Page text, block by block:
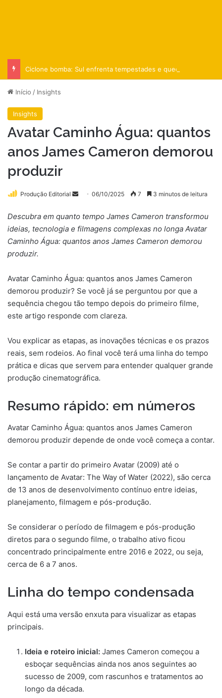
Início / Insights
Insights
Avatar Caminho Água: quantos
anos James Cameron demorou
produzir
Produção Editorial
Mande
e-
mail
06/10/2025 7 3 minutos de leitura
Descubra em quanto tempo James Cameron transformou
ideias, tecnologia e filmagens complexas no longa Avatar
Caminho Água: quantos anos James Cameron demorou
produzir.
Avatar Caminho Água: quantos anos James Cameron
demorou produzir? Se você já se perguntou por que a
sequência chegou tão tempo depois do primeiro filme,
este artigo responde com clareza.
Vou explicar as etapas, as inovações técnicas e os prazos
reais, sem rodeios. Ao final você terá uma linha do tempo
prática e dicas que servem para entender qualquer grande
produção cinematográfica.
Resumo rápido: em números
Avatar Caminho Água: quantos anos James Cameron
demorou produzir depende de onde você começa a contar.
Se contar a partir do primeiro Avatar (2009) até o
lançamento de Avatar: The Way of Water (2022), são cerca
de 13 anos de desenvolvimento contínuo entre ideias,
planejamento, filmagem e pós-produção.
Se considerar o período de filmagem e pós-produção
diretos para o segundo filme, o trabalho ativo ficou
concentrado principalmente entre 2016 e 2022, ou seja,
cerca de 6 a 7 anos.
Linha do tempo condensada
Aqui está uma versão enxuta para visualizar as etapas
principais.
Ideia e roteiro inicial: James Cameron começou a
esboçar sequências ainda nos anos seguintes ao
sucesso de 2009, com rascunhos e tratamentos ao
longo da década.